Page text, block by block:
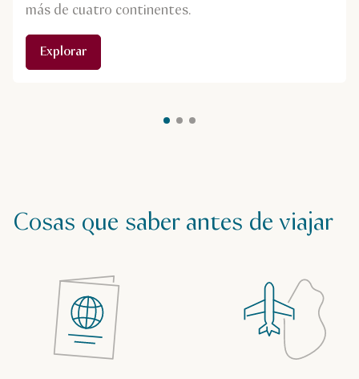
más de cuatro continentes.
Explorar
Cosas que saber antes de viajar